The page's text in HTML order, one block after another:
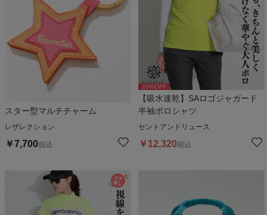
スター型マルチチャーム
レザレクション
￥7,700税込
20%OFF
【吸水速乾】SAロゴジャガード
半袖ポロシャツ
セントアンドリュース
￥ 12,320税込